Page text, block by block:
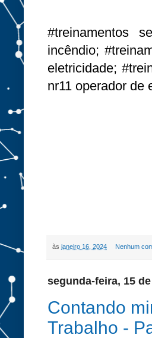
#treinamentos
incêndio;
eletricidade;
nr11 operador de
às janeiro 16, 2024 Nenhum
segunda-feira, 15
Contando
Trabalho -